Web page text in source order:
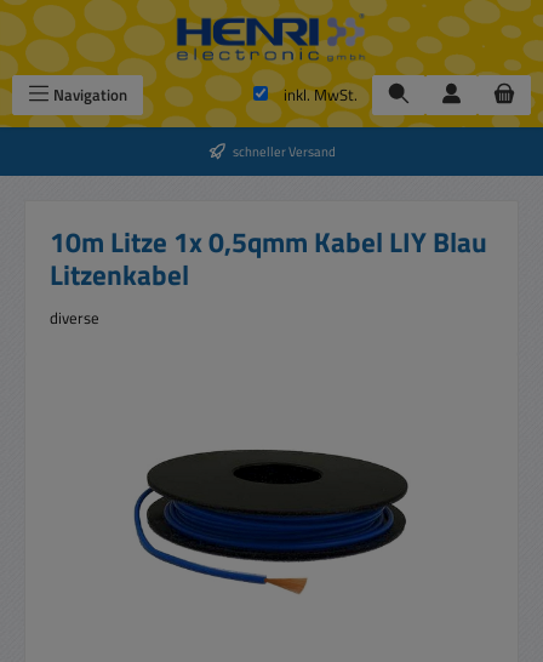
Zum Hauptinhalt springen
Navigation inkl. MwSt.
schneller Versand
10m Litze 1x 0,5qmm Kabel LIY Blau
Litzenkabel
diverse